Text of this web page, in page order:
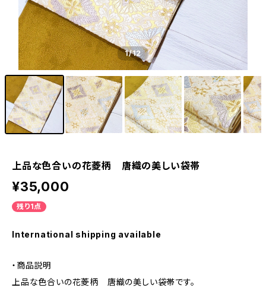
1/12
上品な色合いの花菱柄 唐織の美しい袋帯
¥35,000
残り1点
International shipping available
・商品説明
上品な色合いの花菱柄 唐織の美しい袋帯です。